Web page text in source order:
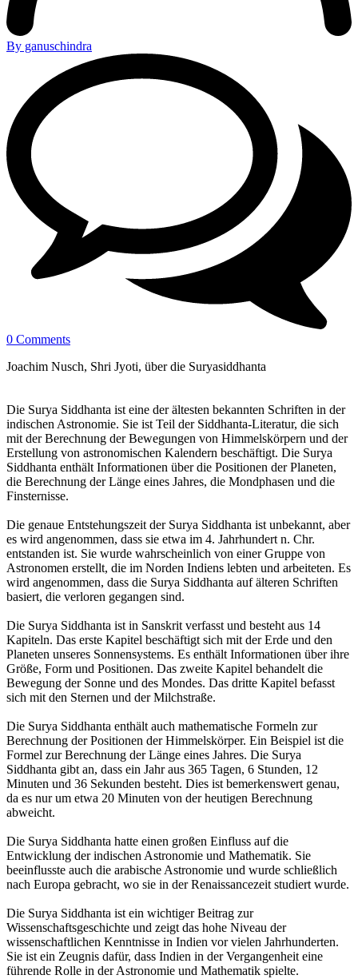
By ganuschindra
0 Comments
Joachim Nusch, Shri Jyoti, über die Suryasiddhanta
Die Surya Siddhanta ist eine der ältesten bekannten Schriften in der
indischen Astronomie. Sie ist Teil der Siddhanta-Literatur, die sich
mit der Berechnung der Bewegungen von Himmelskörpern und der
Erstellung von astronomischen Kalendern beschäftigt. Die Surya
Siddhanta enthält Informationen über die Positionen der Planeten,
die Berechnung der Länge eines Jahres, die Mondphasen und die
Finsternisse.
Die genaue Entstehungszeit der Surya Siddhanta ist unbekannt, aber
es wird angenommen, dass sie etwa im 4. Jahrhundert n. Chr.
entstanden ist. Sie wurde wahrscheinlich von einer Gruppe von
Astronomen erstellt, die im Norden Indiens lebten und arbeiteten. Es
wird angenommen, dass die Surya Siddhanta auf älteren Schriften
basiert, die verloren gegangen sind.
Die Surya Siddhanta ist in Sanskrit verfasst und besteht aus 14
Kapiteln. Das erste Kapitel beschäftigt sich mit der Erde und den
Planeten unseres Sonnensystems. Es enthält Informationen über ihre
Größe, Form und Positionen. Das zweite Kapitel behandelt die
Bewegung der Sonne und des Mondes. Das dritte Kapitel befasst
sich mit den Sternen und der Milchstraße.
Die Surya Siddhanta enthält auch mathematische Formeln zur
Berechnung der Positionen der Himmelskörper. Ein Beispiel ist die
Formel zur Berechnung der Länge eines Jahres. Die Surya
Siddhanta gibt an, dass ein Jahr aus 365 Tagen, 6 Stunden, 12
Minuten und 36 Sekunden besteht. Dies ist bemerkenswert genau,
da es nur um etwa 20 Minuten von der heutigen Berechnung
abweicht.
Die Surya Siddhanta hatte einen großen Einfluss auf die
Entwicklung der indischen Astronomie und Mathematik. Sie
beeinflusste auch die arabische Astronomie und wurde schließlich
nach Europa gebracht, wo sie in der Renaissancezeit studiert wurde.
Die Surya Siddhanta ist ein wichtiger Beitrag zur
Wissenschaftsgeschichte und zeigt das hohe Niveau der
wissenschaftlichen Kenntnisse in Indien vor vielen Jahrhunderten.
Sie ist ein Zeugnis dafür, dass Indien in der Vergangenheit eine
führende Rolle in der Astronomie und Mathematik spielte.